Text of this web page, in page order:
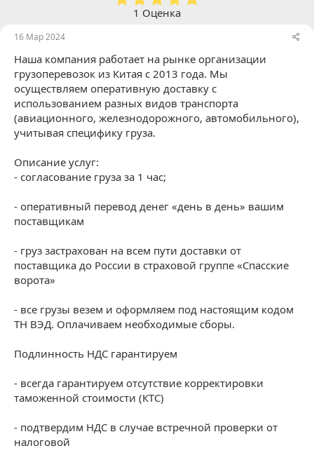
в
ё
з
д
1 Оценка
16 Мар 2024
Наша компания работает на рынке организации
грузоперевозок из Китая с 2013 года. Мы
осуществляем оперативную доставку с
использованием разных видов транспорта
(авиационного, железнодорожного, автомобильного),
учитывая специфику груза.
Описание услуг:
- согласование груза за 1 час;
- оперативный перевод денег «день в день» вашим
поставщикам
- груз застрахован на всем пути доставки от
поставщика до России в страховой группе «Спасские
ворота»
- все грузы везем и оформляем под настоящим кодом
ТН ВЭД. Оплачиваем необходимые сборы.
Подлинность НДС гарантируем
- всегда гарантируем отсутствие корректировки
таможенной стоимости (КТС)
- подтвердим НДС в случае встречной проверки от
налоговой